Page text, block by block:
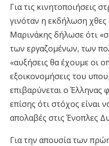
Για τις κινητοποιήσεις
γινόταν η εκδήλωση
Μαρινάκης δήλωσε ότι
των εργαζομένων, των
«αυξήσεις θα έχουμε οι
εξοικονομήσεις του
επιβαρύνεται ο Έλληνας
επίσης ότι στόχος είναι
απολαβές στις Ένοπλες
Για την απουσία των